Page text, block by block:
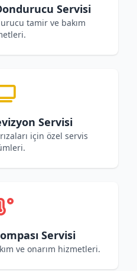
Servisi
tamir ve bakım
Servisi
için özel servis
Servisi
ve onarım hizmetleri.